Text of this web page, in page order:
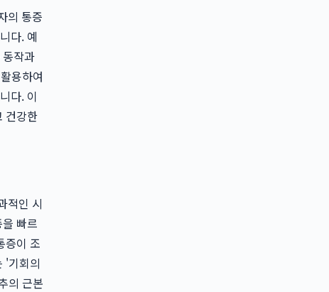
의 통증
다. 예
작과
용하여
다. 이
건강한
적인 시
빠르
증이 조
'기회의
의 근본